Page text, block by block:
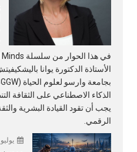
الأستاذة الدكتورة يوانا
الذكاء الاصطناعي على الثقافة
يجب أن تقود القيادة البشرية
الرقمي.
يوليو 20, 2026